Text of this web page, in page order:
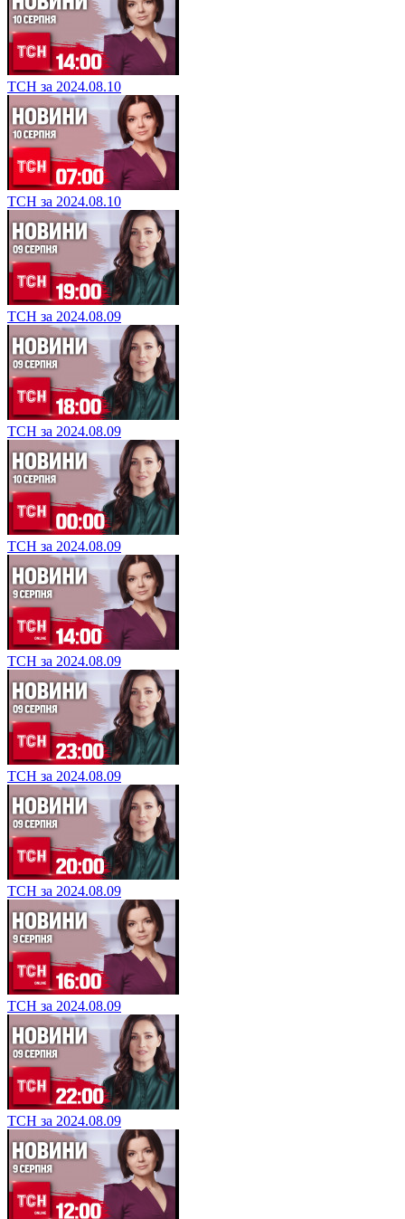
ТСН за 2024.08.10
ТСН за 2024.08.10
ТСН за 2024.08.09
ТСН за 2024.08.09
ТСН за 2024.08.09
ТСН за 2024.08.09
ТСН за 2024.08.09
ТСН за 2024.08.09
ТСН за 2024.08.09
ТСН за 2024.08.09